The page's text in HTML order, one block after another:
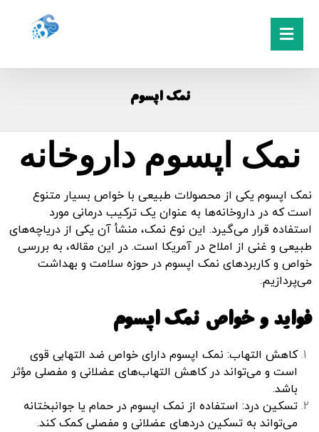
نمک اپسوم
نمک اپسوم داروخانه
نمک اپسوم یکی از محصولات طبیعی با خواص بسیار متنوع
است که در داروخانه‌ها به عنوان یک ترکیب درمانی مورد
استفاده قرار می‌گیرد. این نوع نمک، منشأ آن یکی از دریاچه‌های
طبیعی و غنی از املاح در آمریکا است. در این مقاله، به بررسی
خواص و کاربردهای نمک اپسوم در حوزه سلامت و بهداشت
می‌پردازیم.
فواید و خواص نمک اپسوم
کاهش التهاب: نمک اپسوم دارای خواص ضد التهابی قوی
است و می‌تواند در کاهش التهاب‌های عضلانی و مفصلی مؤثر
باشد.
تسکین درد: استفاده از نمک اپسوم در حمام یا جوانبختانه
می‌تواند به تسکین دردهای عضلانی و مفصلی کمک کند.